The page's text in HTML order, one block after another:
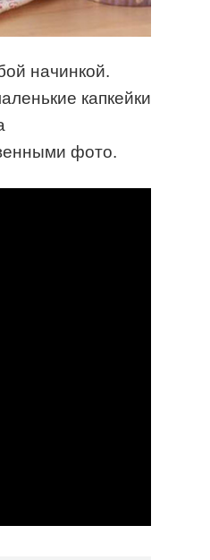
начинкой.
капкейки
фото.